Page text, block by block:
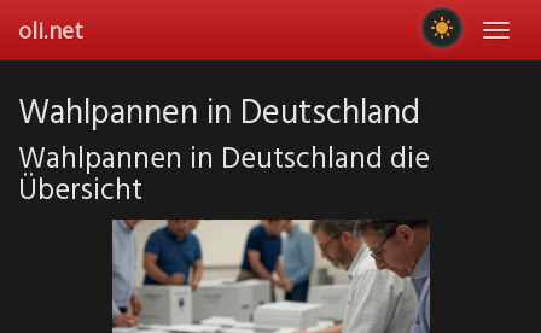
main
oli.net
Wahlpannen in Deutschland
Wahlpannen in Deutschland die
Übersicht